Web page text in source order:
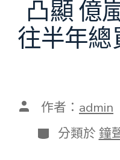
凸顯 億
往半年總
文 作者： admin
分
類
分類於 鐘